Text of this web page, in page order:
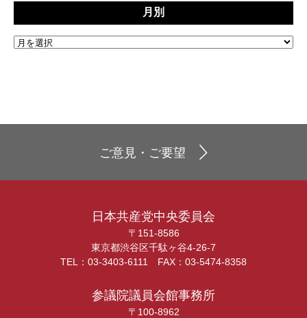
月別
ご意見・ご要望
日本共産党中央委員会
〒151-8586
東京都渋谷区千駄ヶ谷4-26-7
TEL：03-3403-6111 FAX：03-5474-8358
参議院議員会館事務所
〒100-8962